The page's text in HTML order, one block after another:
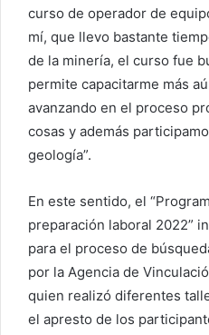
curso de operador de
mí, que llevo bastante
de la minería, el curso fue
permite capacitarme más
avanzando en el proceso
cosas y además
geología”.
En este sentido, el
preparación laboral 2022”
para el proceso de
por la Agencia de
quien realizó diferentes
el apresto de los